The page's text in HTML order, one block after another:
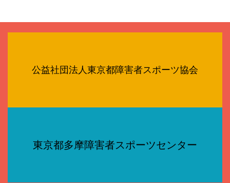
公益社団法人東京都障害者スポーツ協会
東京都多摩障害者スポーツセンター